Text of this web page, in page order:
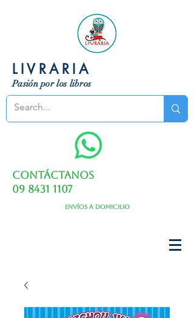
LIVRARIA
Pasión por los libros
Contáctanos
09 8431 1107
Envíos a domicilio